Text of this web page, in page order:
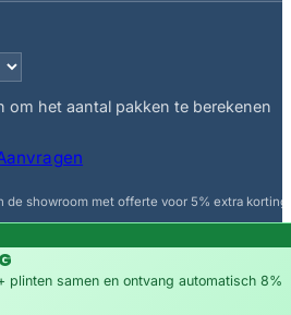
om het aantal pakken te berekenen
de showroom met offerte voor 5% extra korting.
plinten samen en ontvang automatisch 8%